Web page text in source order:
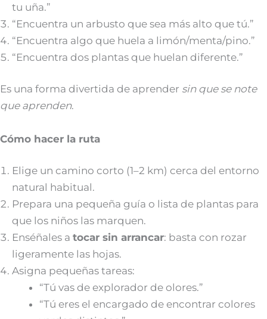
tu uña.”
“Encuentra un arbusto que sea más alto que tú.”
“Encuentra algo que huela a limón/menta/pino.”
“Encuentra dos plantas que huelan diferente.”
Es una forma divertida de aprender sin que se note
que aprenden.
Cómo hacer la ruta
Elige un camino corto (1–2 km) cerca del entorno
natural habitual.
Prepara una pequeña guía o lista de plantas para
que los niños las marquen.
Enséñales a tocar sin arrancar: basta con rozar
ligeramente las hojas.
Asigna pequeñas tareas:
“Tú vas de explorador de olores.”
“Tú eres el encargado de encontrar colores